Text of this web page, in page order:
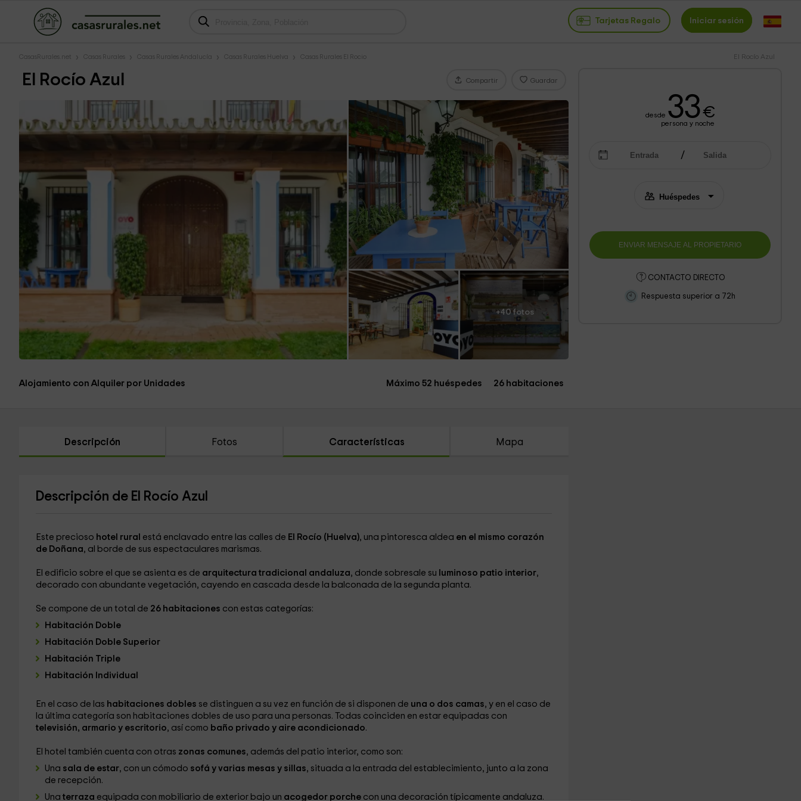
Tarjetas Regalo Iniciar sesión
CasasRurales.net Casas Rurales Casas Rurales Andalucía Casas Rurales Huelva Casas Rurales El Rocio El Rocío Azul
El Rocío Azul Compartir Guardar
+40 fotos
desde 33€
persona y noche
CONTACTO DIRECTO
Respuesta superior a 72h
Alojamiento con Alquiler por Unidades Máximo 52 huéspedes 26 habitaciones
Descripción Fotos Características Mapa
Descripción de El Rocío Azul
Este precioso hotel rural está enclavado entre las calles de El Rocío (Huelva), una pintoresca aldea en el mismo corazón
de Doñana, al borde de sus espectaculares marismas.
El edificio sobre el que se asienta es de arquitectura tradicional andaluza, donde sobresale su luminoso patio interior,
decorado con abundante vegetación, cayendo en cascada desde la balconada de la segunda planta.
Se compone de un total de 26 habitaciones con estas categorías:
Habitación Doble
Habitación Doble Superior
Habitación Triple
Habitación Individual
En el caso de las habitaciones dobles se distinguen a su vez en función de si disponen de una o dos camas, y en el caso de
la última categoría son habitaciones dobles de uso para una personas. Todas coinciden en estar equipadas con
televisión, armario y escritorio, así como baño privado y aire acondicionado.
El hotel también cuenta con otras zonas comunes, además del patio interior, como son:
Una sala de estar, con un cómodo sofá y varias mesas y sillas, situada a la entrada del establecimiento, junto a la zona
de recepción.
Una terraza equipada con mobiliario de exterior bajo un acogedor porchecon una decoración típicamente andaluza.